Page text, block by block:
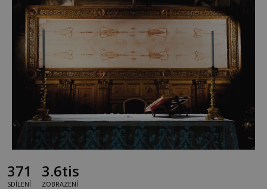
371
SDÍLENÍ
3.6tis
ZOBRAZENÍ